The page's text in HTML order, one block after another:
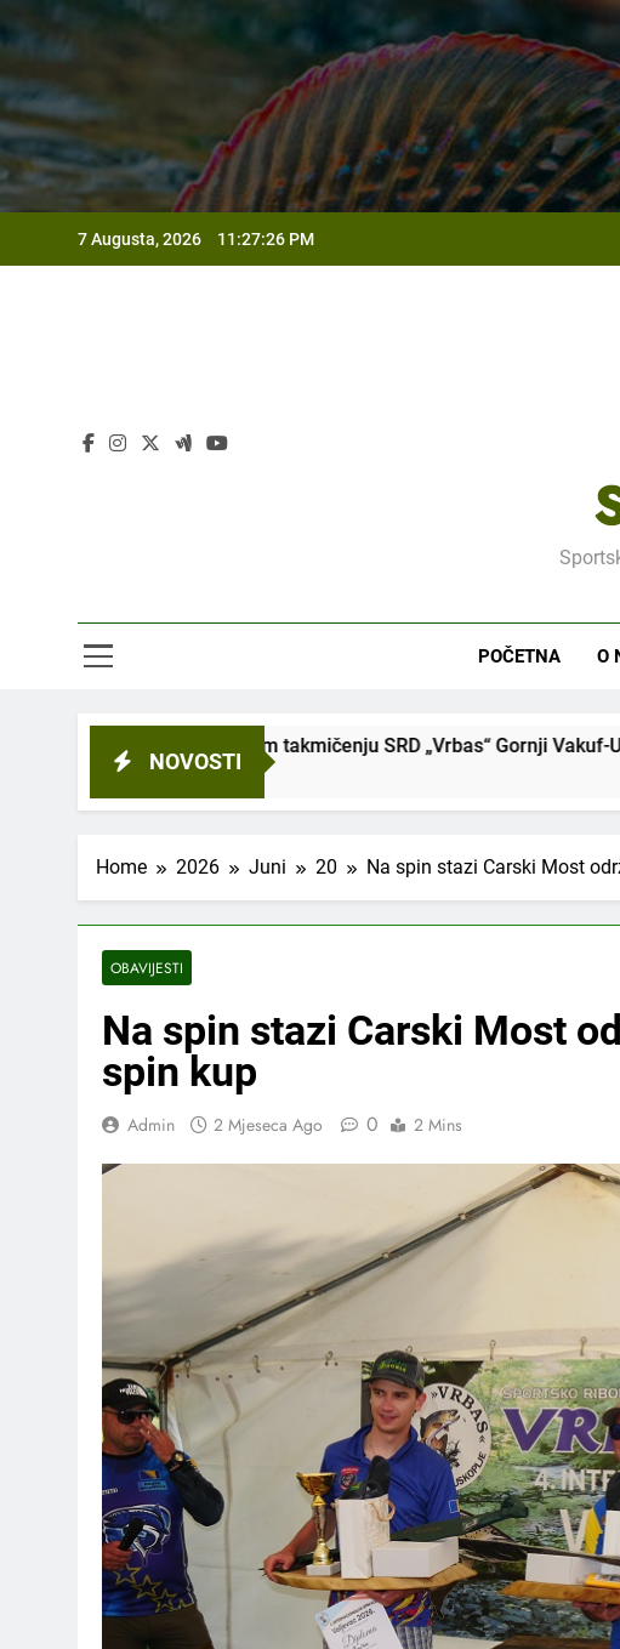
to
7 Augusta, 2026 11:27:28 PM
POČETNA O
NOVOSTI
takmičenju SRD „Vrbas“ Gornji Vakuf-Uskoplje u disciplini ulov
Home 2026 Juni 20 Na spin stazi Carski Most
OBAVIJESTI
Na spin stazi Carski Most
spin kup
Admin 2 Mjeseca Ago 0 2 Mins